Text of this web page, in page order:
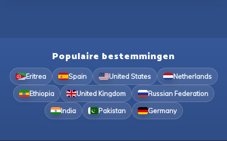
Populaire bestemmingen
Eritrea Spain United States Netherlands
Ethiopia United Kingdom Russian Federation
India Pakistan Germany